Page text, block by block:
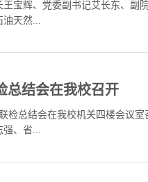
宝辉、党委副书记艾长东、
油天然...
总结会在我校召开
检总结会在我校机关四楼会议
强、省...